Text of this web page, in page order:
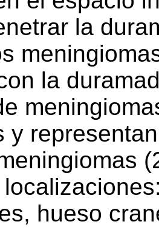
la
la
y
hueso